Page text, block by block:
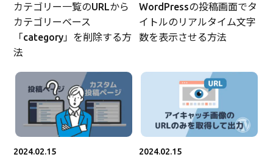
カテゴリー一覧のURLから
カテゴリーベース
「category」を削除する方
法
WordPressの投稿画面でタ
イトルのリアルタイム文字
数を表示させる方法
2024.02.15 2024.02.15